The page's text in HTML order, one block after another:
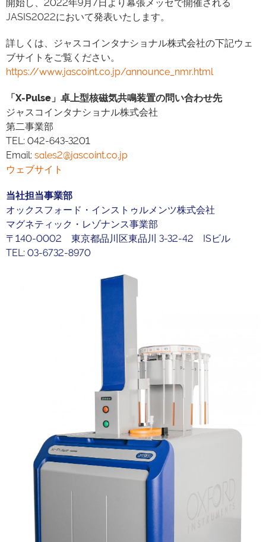
開始し、2022年9月7日より幕張メッセで開催される
JASIS2022において発表いたします。
詳しくは、ジャスコインタナショナル株式会社の下記ウェ
ブサイトをご覧ください。
https://www.jascoint.co.jp/announce_nmr.html
「X-Pulse」卓上型核磁気共鳴装置の問い合わせ先
ジャスコインタナショナル株式会社
第二事業部
TEL: 042-643-3201
Email: sales2@jascoint.co.jp
ウェブサイト
当社担当事業部
オックスフォード・インストゥルメンツ株式会社
マグネティック・レゾナンス事業部
〒140-0002 東京都品川区東品川 3-32-42 ISビル
TEL: 03-6732-8970